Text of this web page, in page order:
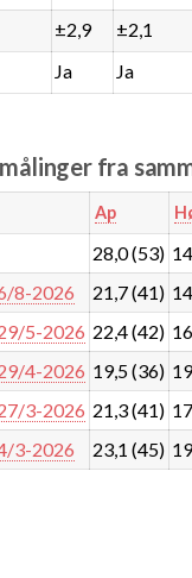
±2,9 ±2,1
Ja Ja
fra
Ap
28,0 (53)
8-2026
21,7 (41)
5-2026 22,4 (42)
4-2026 19,5 (36)
3-2026 21,3 (41)
3-2026
23,1 (45)